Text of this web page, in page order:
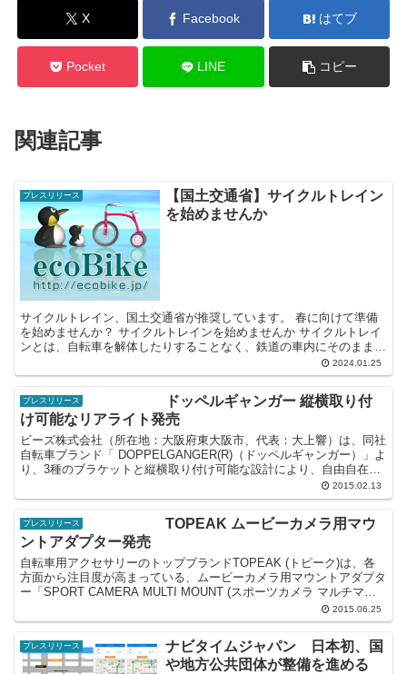
X Facebook はてブ
Pocket LINE コピー
関連記事
プレスリリース
【国土交通省】サイクルトレイン
を始めませんか
サイクルトレイン、国土交通省が推奨しています。 春に向けて準備
を始めませんか？ サイクルトレインを始めませんか サイクルトレイ
ンとは、自転車を解体したりすることなく、鉄道の車内にそのまま持
ち込むことができるサービスです。 公共交通と自転車を...2024.01.25
プレスリリース
ドッペルギャンガー 縦横取り付
け可能なリアライト発売
ビーズ株式会社（所在地：大阪府東大阪市、代表：大上響）は、同社
自転車ブランド「 DOPPELGANGER(R)（ドッペルギャンガー）」よ
り、3種のブラケットと縦横取り付け可能な設計により、自由自在に
2015.02.13
プレスリリース
TOPEAK ムービーカメラ用マウ
ントアダプター発売
自転車用アクセサリーのトップブランドTOPEAK (トピーク)は、各
方面から注目度が高まっている、ムービーカメラ用マウントアダプタ
ー「SPORT CAMERA MULTI MOUNT (スポーツカメラ マルチマウ
2015.06.25
プレスリリース
ナビタイムジャパン 日本初、国
や地方公共団体が整備を進める